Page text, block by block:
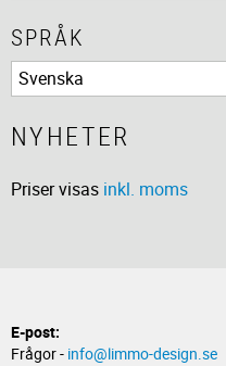
SPRÅK
NYHETER
Priser visas inkl. moms
E-post:
Frågor - info@limmo-design.se